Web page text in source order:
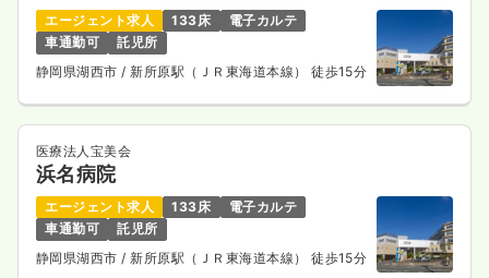
エージェント求人 133床
電子カルテ
車通勤可
託児所
静岡県湖西市 / 新所原駅（ＪＲ東海道本線） 徒歩15分
医療法人宝美会
浜名病院
エージェント求人 133床
電子カルテ
車通勤可
託児所
静岡県湖西市 / 新所原駅（ＪＲ東海道本線） 徒歩15分